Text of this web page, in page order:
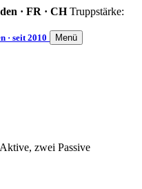
· FR · CH Truppstärke:
· seit 2010 Menü
zwei Passive